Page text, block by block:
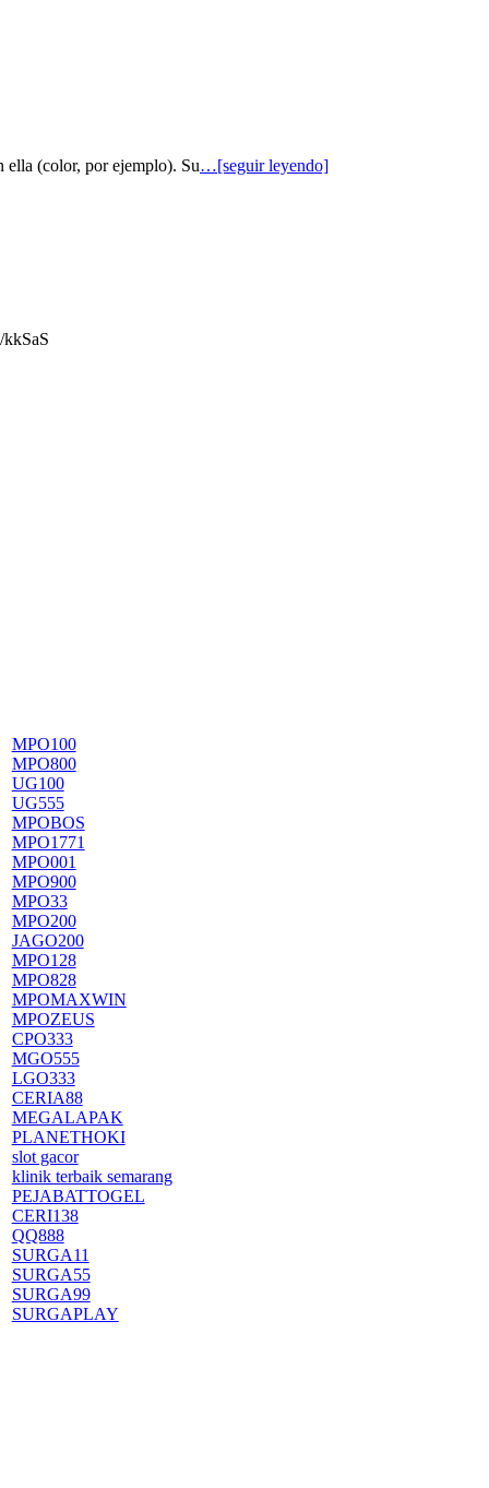
ella (color, por ejemplo). Su…[seguir leyendo]
kkSaS
MPO100
MPO800
UG100
UG555
MPOBOS
MPO1771
MPO001
MPO900
MPO33
MPO200
JAGO200
MPO128
MPO828
MPOMAXWIN
MPOZEUS
CPO333
MGO555
LGO333
CERIA88
MEGALAPAK
PLANETHOKI
slot gacor
klinik terbaik semarang
PEJABATTOGEL
CERI138
QQ888
SURGA11
SURGA55
SURGA99
SURGAPLAY